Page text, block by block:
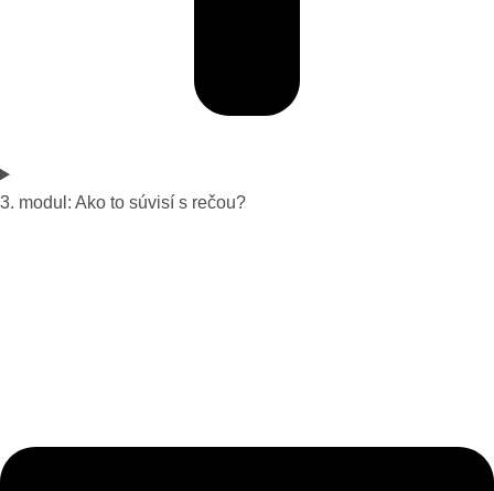
3. modul: Ako to súvisí s rečou?​